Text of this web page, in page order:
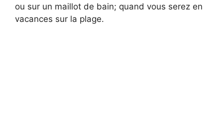
ou sur un maillot de bain; quand vous serez en
vacances sur la plage.